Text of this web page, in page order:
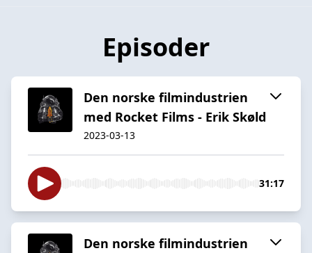
Episoder
Den norske filmindustrien
med Rocket Films - Erik Skøld
2023-03-13
31:17
Den norske filmindustrien